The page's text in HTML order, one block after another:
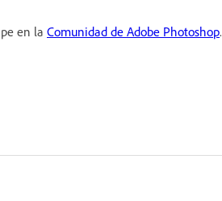
en la Comunidad de Adobe Photoshop.